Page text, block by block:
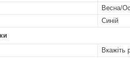
Весна/
Синій
Вкажіть